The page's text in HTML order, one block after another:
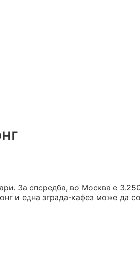
За споредба, во Москва е 3.250
и една зграда-кафез може да